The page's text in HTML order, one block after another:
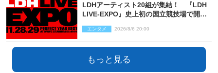
LDHアーティスト20組が集結！ 『LDH
LIVE‐EXPO』史上初の国立競技場で開催
エンタメ 2026/8/6 20:00
もっと見る